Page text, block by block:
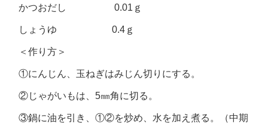
かつおだし 0.01ｇ
しょうゆ 0.4ｇ
＜作り方＞
①にんじん、玉ねぎはみじん切りにする。
②じゃがいもは、5㎜角に切る。
③鍋に油を引き、①②を炒め、水を加え煮る。（中期